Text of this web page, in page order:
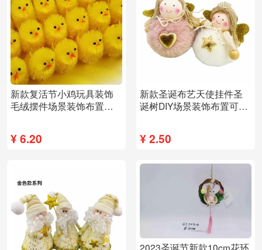
新款复活节小鸡玩具装饰
毛绒摆件场景装饰布置可
¥6.20
新款圣诞布艺天使挂件圣
诞树DIY场景装饰布置可爱
¥2.50
2023圣诞节新款10cm花环